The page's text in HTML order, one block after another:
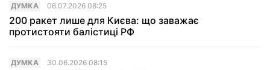
ДУМКА 06.07.2026 08:25
200 ракет лише для Києва: що заважає
протистояти балістиці РФ
ДУМКА 30.06.2026 08:15